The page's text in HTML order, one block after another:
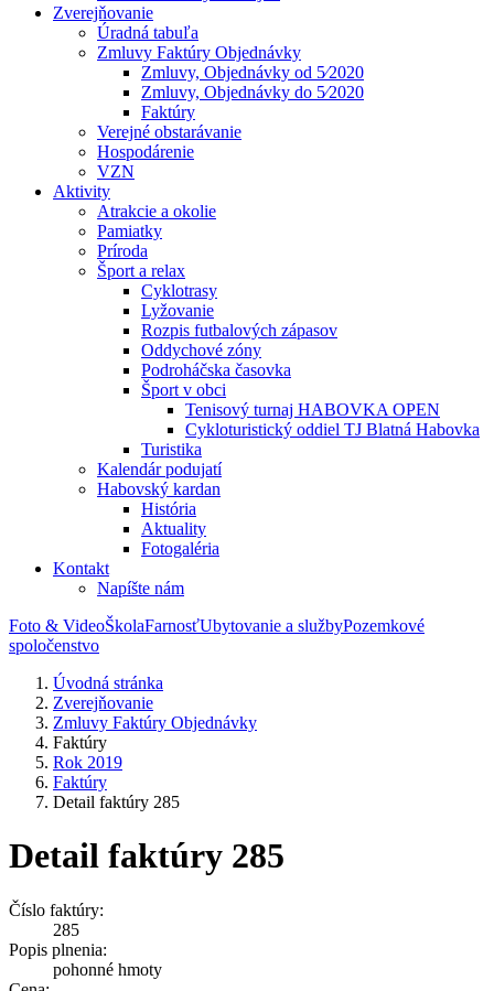
Zverejňovanie
Úradná tabuľa
Zmluvy Faktúry Objednávky
Zmluvy, Objednávky od 5⁄2020
Zmluvy, Objednávky do 5⁄2020
Faktúry
Verejné obstarávanie
Hospodárenie
VZN
Aktivity
Atrakcie a okolie
Pamiatky
Príroda
Šport a relax
Cyklotrasy
Lyžovanie
Rozpis futbalových zápasov
Oddychové zóny
Podroháčska časovka
Šport v obci
Tenisový turnaj HABOVKA OPEN
Cykloturistický oddiel TJ Blatná Habovka
Turistika
Kalendár podujatí
Habovský kardan
História
Aktuality
Fotogaléria
Kontakt
Napíšte nám
Foto & VideoŠkolaFarnosťUbytovanie a službyPozemkové
spoločenstvo
Úvodná stránka
Zverejňovanie
Zmluvy Faktúry Objednávky
Faktúry
Rok 2019
Faktúry
Detail faktúry 285
Detail faktúry 285
Číslo faktúry:
285
Popis plnenia:
pohonné hmoty